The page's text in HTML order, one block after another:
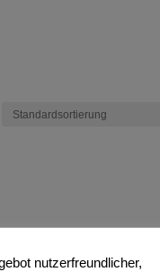
nutzerfreundlicher,